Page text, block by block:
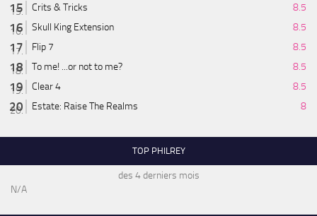
Crits & Tricks
8.5
Skull King Extension
8.5
Flip 7
8.5
To me! ...or not to me?
8.5
Clear 4
8.5
Estate: Raise The Realms
8
TOP PHILREY
des 4 derniers mois
N/A